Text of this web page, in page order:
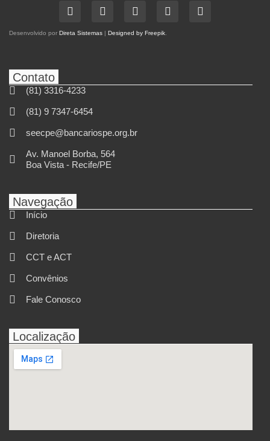
Desenvolvido por Direta Sistemas | Designed by Freepik
Contato
(81) 3316-4233
(81) 9 7347-6454
seecpe@bancariospe.org.br
Av. Manoel Borba, 564
Boa Vista - Recife/PE
Navegação
Início
Diretoria
CCT e ACT
Convênios
Fale Conosco
Localização